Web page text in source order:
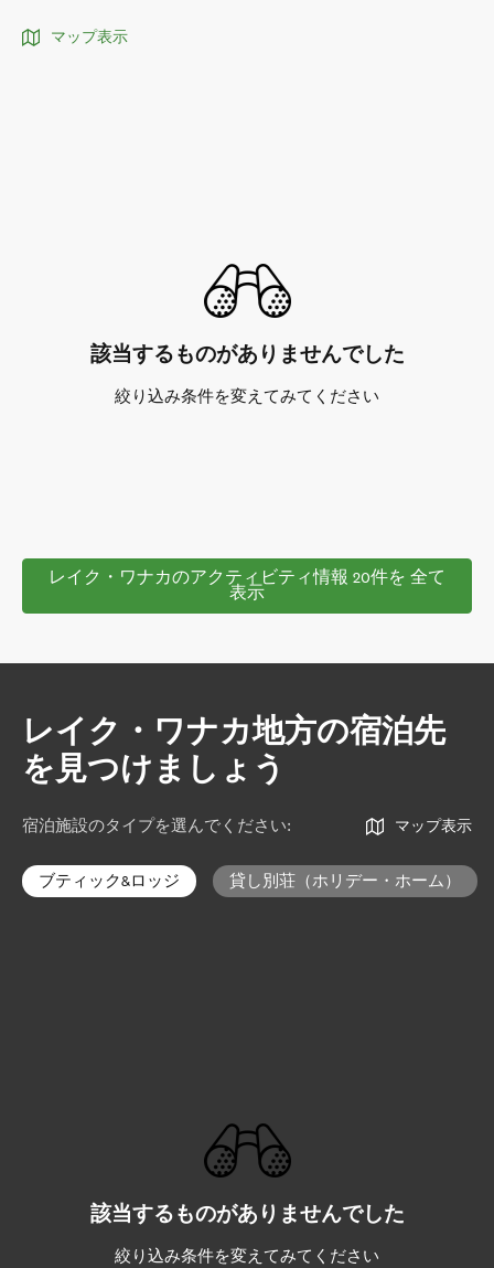
マップ表示
該当するものがありませんでした
絞り込み条件を変えてみてください
レイク・ワナカのアクティビティ情報 20件を 全て
表示
レイク・ワナカ地方の宿泊先
を見つけましょう
宿泊施設のタイプを選んでください: マップ表示
ブティック&ロッジ 貸し別荘（ホリデー・ホーム）
該当するものがありませんでした
絞り込み条件を変えてみてください